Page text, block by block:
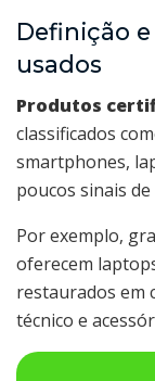
Definição
usados
Produtos
classificados
smartphones,
poucos sinais
Por exemplo,
oferecem
restaurados em
técnico e